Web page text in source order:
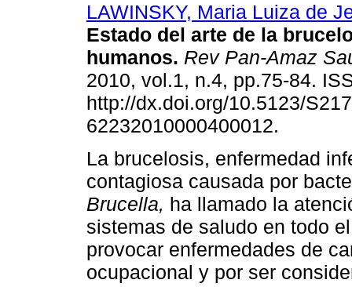
LAWINSKY, Maria Luiza de
Estado del arte de la
humanos. Rev Pan-Amaz
2010, vol.1, n.4, pp.75-84.
http://dx.doi.org/10.5123/
62232010000400012.
La brucelosis, enfermedad
contagiosa causada por
Brucella, ha llamado la
sistemas de saludo en todo
provocar enfermedades de
ocupacional y por ser